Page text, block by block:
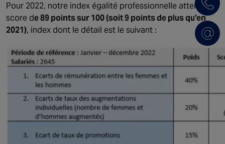
Pour 2022, notre index égalité professionnelle atteint le
score de 89 points sur 100 (soit 9 points de plus qu’en
2021), index dont le détail est le suivant :